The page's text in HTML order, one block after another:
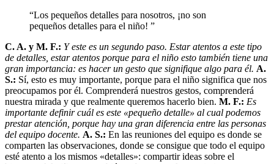
“Los pequeños detalles para nosotros, ¡no son
pequeños detalles para el niño! ”
C. A. y M. F.: Y este es un segundo paso. Estar atentos a este tipo
de detalles, estar atentos porque para el niño esto también tiene una
gran importancia: es hacer un gesto que signifique algo para él. A.
S.: Sí, esto es muy importante, porque para el niño significa que nos
preocupamos por él. Comprenderá nuestros gestos, comprenderá
nuestra mirada y que realmente queremos hacerlo bien. M. F.: Es
importante definir cuál es este «pequeño detalle» al cual podemos
prestar atención, porque hay una gran diferencia entre las personas
del equipo docente. A. S.: En las reuniones del equipo es donde se
comparten las observaciones, donde se consigue que todo el equipo
esté atento a los mismos «detalles»: compartir ideas sobre el